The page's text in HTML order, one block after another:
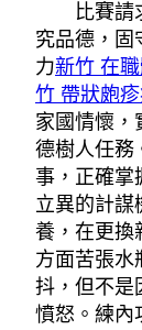
比賽請
究品德，固
力新竹 在
竹 帶狀皰
家國情懷，
德樹人任務
事，正確掌
立異的計謀
養，在更換
方面苦張水
抖，但不是
憤怒。練內